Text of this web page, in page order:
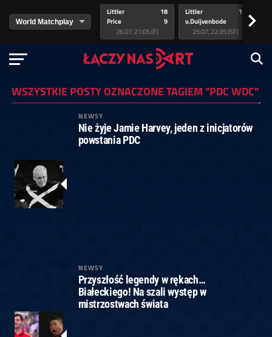
Littler
Price
18
9
26.07, 21:05 (F)
Littler
v.Duijvenbode
17
25.07, 22:35 (SF)
>
WSZYSTKIE POSTY OZNACZONE TAGIEM "PDC WDC"
NEWSY
Nie żyje Jamie Harvey, jeden z inicjatorów
powstania PDC
NEWSY
Przyszłość legendy w rękach…
Białeckiego! Na szali występ w
mistrzostwach świata